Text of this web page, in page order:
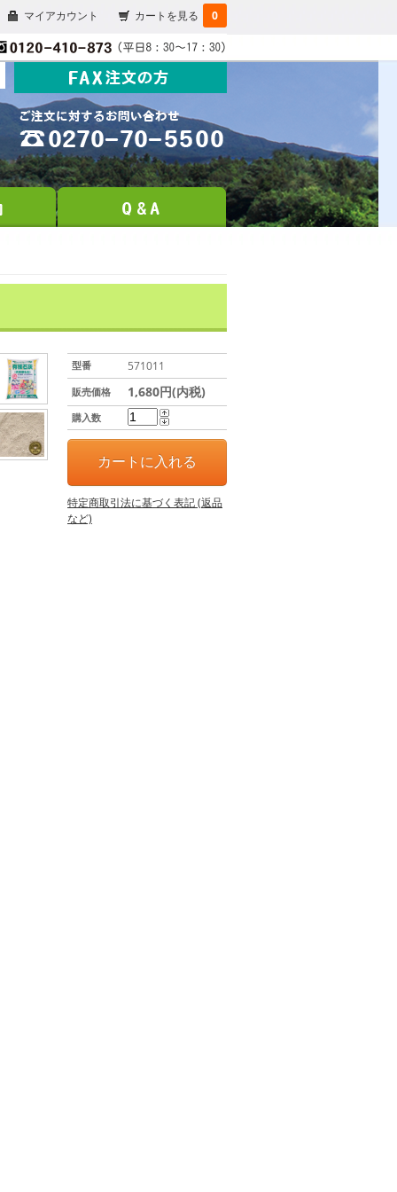
マイアカウント カートを見る 0
型番 571011
販売価格 1,680円(内税)
購入数
特定商取引法に基づく表記 (返品
など)